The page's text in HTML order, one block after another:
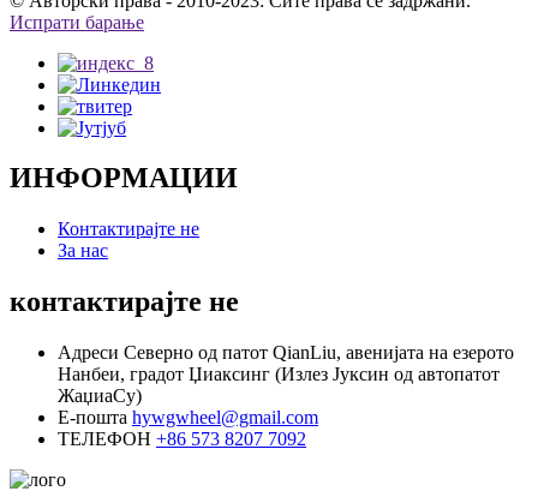
Испрати барање
ИНФОРМАЦИИ
Контактирајте не
За нас
контактирајте не
Адреси Северно од патот QianLiu, авенијата на езерото
Нанбеи, градот Џиаксинг (Излез Јуксин од автопатот
ЖаџиаСу)
Е-пошта hywgwheel@gmail.com
ТЕЛЕФОН +86 573 8207 7092